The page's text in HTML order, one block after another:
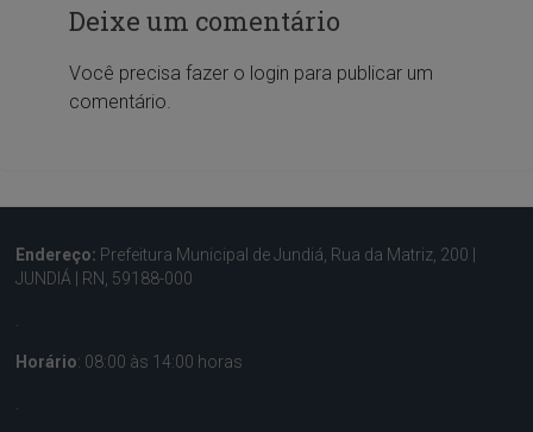
Deixe um comentário
Você precisa fazer o login para publicar um
comentário.
Endereço: Prefeitura Municipal de Jundiá, Rua da Matriz, 200 |
JUNDIÁ | RN, 59188-000
.
Horário: 08:00 às 14:00 horas
.